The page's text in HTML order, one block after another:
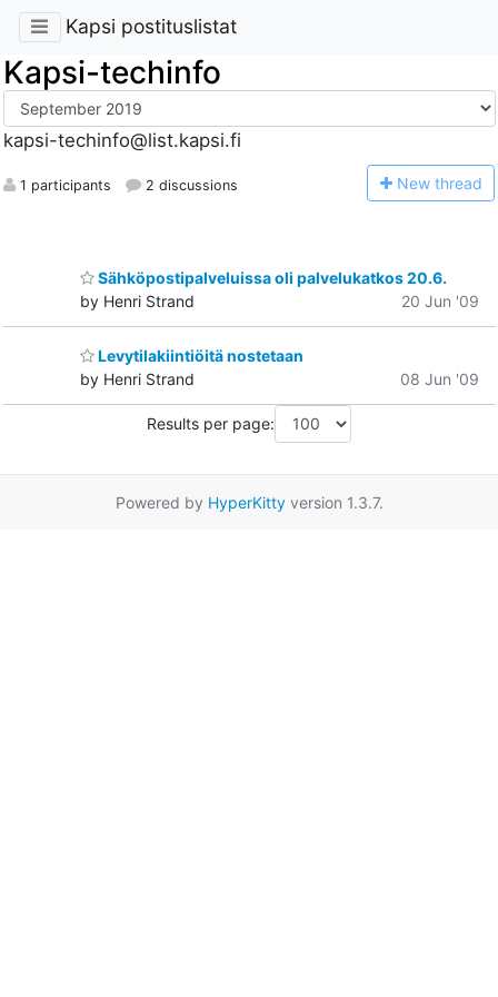
Kapsi postituslistat
Kapsi-techinfo
kapsi-techinfo@list.kapsi.fi
1 participants 2 discussions New thread
Sähköpostipalveluissa oli palvelukatkos 20.6.
by Henri Strand
20 Jun '09
Levytilakiintiöitä nostetaan
by Henri Strand
08 Jun '09
Results per page:
Powered by HyperKittyversion 1.3.7.